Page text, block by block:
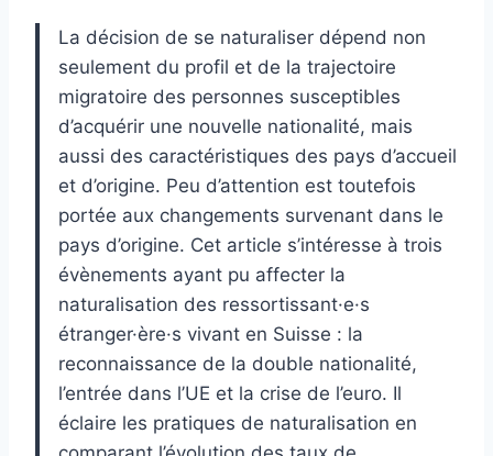
La décision de se naturaliser dépend non
seulement du profil et de la trajectoire
migratoire des personnes susceptibles
d’acquérir une nouvelle nationalité, mais
aussi des caractéristiques des pays d’accueil
et d’origine. Peu d’attention est toutefois
portée aux changements survenant dans le
pays d’origine. Cet article s’intéresse à trois
évènements ayant pu affecter la
naturalisation des ressortissant·e·s
étranger·ère·s vivant en Suisse : la
reconnaissance de la double nationalité,
l’entrée dans l’UE et la crise de l’euro. Il
éclaire les pratiques de naturalisation en